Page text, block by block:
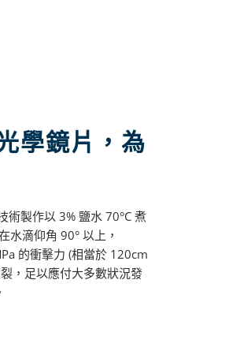
學鏡片，為
術製作以 3% 鹽水 70°C 煮
水滴仰角 90° 以上，
的衝擊力 (相當於 120cm
，足以應付大多數狀況發